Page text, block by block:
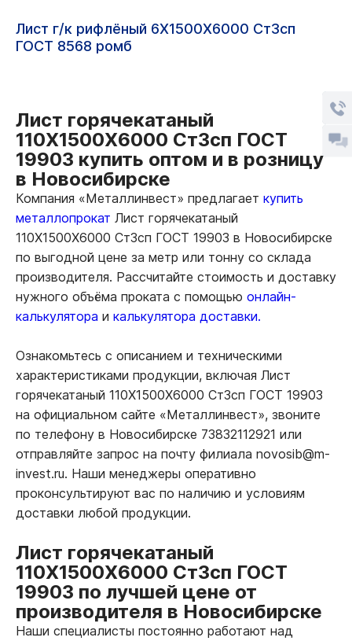
Лист г/к рифлёный 6Х1500Х6000 Ст3сп
ГОСТ 8568 ромб
Лист горячекатаный
110Х1500Х6000 Ст3сп ГОСТ
19903 купить оптом и в розницу
в Новосибирске
Компания «Металлинвест» предлагает купить
металлопрокат Лист горячекатаный
110Х1500Х6000 Ст3сп ГОСТ 19903 в Новосибирске
по выгодной цене за метр или тонну со склада
производителя. Рассчитайте стоимость и доставку
нужного объёма проката с помощью онлайн-
калькулятора и калькулятора доставки.
Ознакомьтесь с описанием и техническими
характеристиками продукции, включая Лист
горячекатаный 110Х1500Х6000 Ст3сп ГОСТ 19903
на официальном сайте «Металлинвест», звоните
по телефону в Новосибирске 73832112921 или
отправляйте запрос на почту филиала novosib@m-
invest.ru. Наши менеджеры оперативно
проконсультируют вас по наличию и условиям
доставки любой продукции.
Лист горячекатаный
110Х1500Х6000 Ст3сп ГОСТ
19903 по лучшей цене от
производителя в Новосибирске
Наши специалисты постоянно работают над